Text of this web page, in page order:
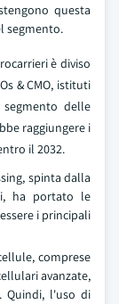
questa
segmento.
è diviso
& CMO, istituti
delle
raggiungere i
il 2032.
spinta dalla
ha portato le
i principali
comprese
avanzate,
Quindi, l'uso di